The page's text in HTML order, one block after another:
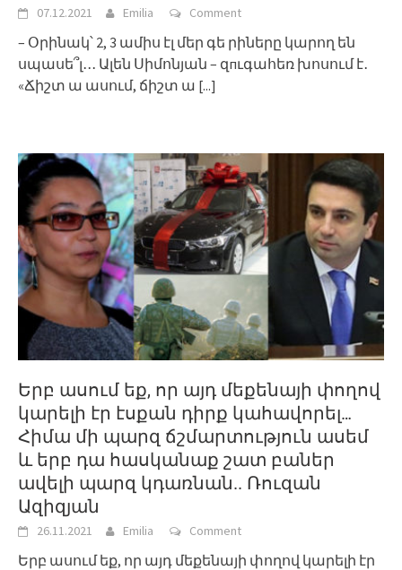
07.12.2021 Emilia Comment
– Օրինակ՝ 2, 3 ամիս էլ մեր գե րիները կարող են
սպասե՞լ․․․ Ալեն Սիմոնյան – զпւգահեռ խոսում է․
«Ճիշտ ա ասում, ճիշտ ա [...]
Երբ ասում եք, որ այդ մեքենայի փողով
կարելի էր էսքան դիրք կահավորել…
Հիմա մի պարզ ճշմարտություն ասեմ
և երբ դա հասկանաք շատ բաներ
ավելի պարզ կդառնան.. Ռուզան
Ազիզյան
26.11.2021 Emilia Comment
Երբ ասում եք, որ այդ մեքենայի փողով կարելի էր